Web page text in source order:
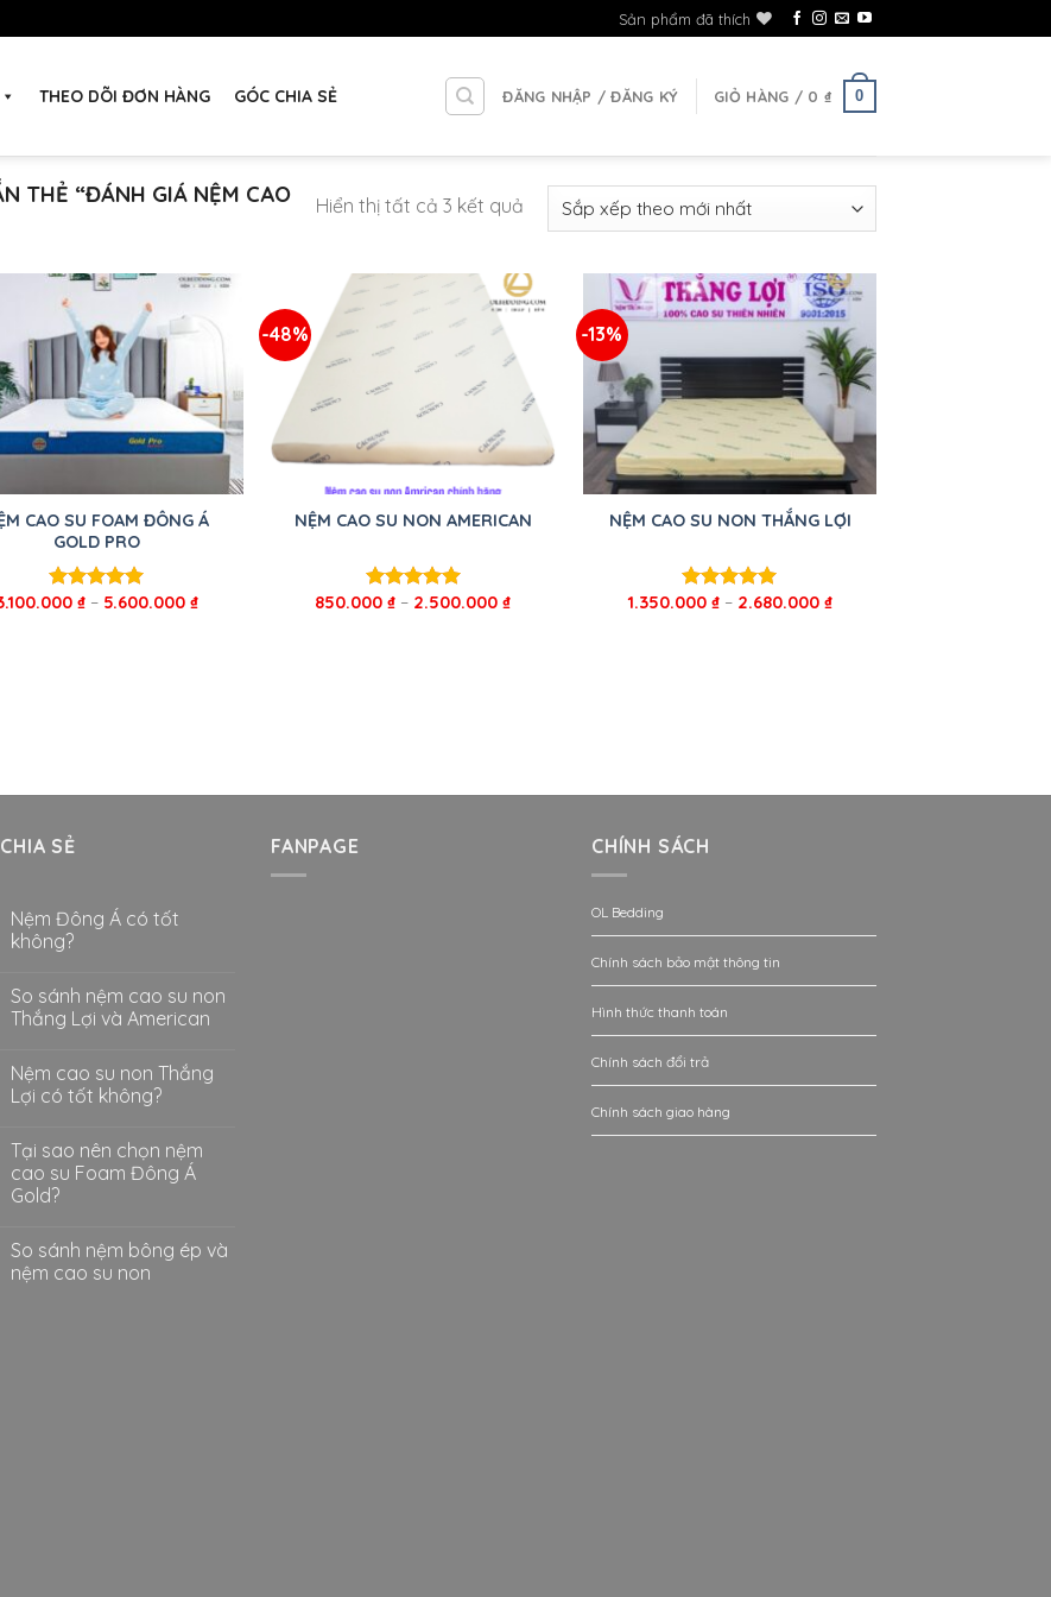
Sản phẩm đã thích
THEO DÕI ĐƠN HÀNG GÓC CHIA SẺ ĐĂNG NHẬP / ĐĂNG KÝ GIỎ HÀNG / 0 ₫ 0
THẺ “ĐÁNH GIÁ NỆM CAO
Hiển thị tất cả 3 kết quả
sản
phẩm
yêu
thích
CAO SU FOAM ĐÔNG Á
GOLD PRO
Được xếp
₫– 5.600.000 ₫
-48%
Thêm
vào
sản
phẩm
NỆM CAO SU NON AMERICAN
Được xếp
850.000₫ – 2.500.000₫
-13%
Thêm
vào
sản
phẩm
yêu
thích
+
NỆM CAO SU NON THẮNG LỢI
Được xếp
1.350.000 ₫– 2.680.000 ₫
SẺ
Nệm Đông Á có tốt
không?
So sánh nệm cao su non
Thắng Lợi và American
Nệm cao su non Thắng
Lợi có tốt không?
Tại sao nên chọn nệm
cao su Foam Đông Á
Gold?
So sánh nệm bông ép và
nệm cao su non
FANPAGE CHÍNH SÁCH
OL Bedding
Chính sách bảo mật thông tin
Hình thức thanh toán
Chính sách đổi trả
Chính sách giao hàng